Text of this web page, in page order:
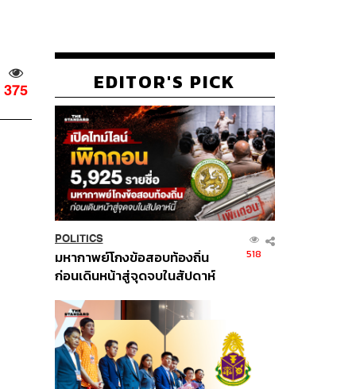
375 EDITOR'S PICK
POLITICS
มหากาพย์โกงข้อสอบท้องถิ่น
ก่อนเดินหน้าสู่จุดจบในสัปดาห์
518